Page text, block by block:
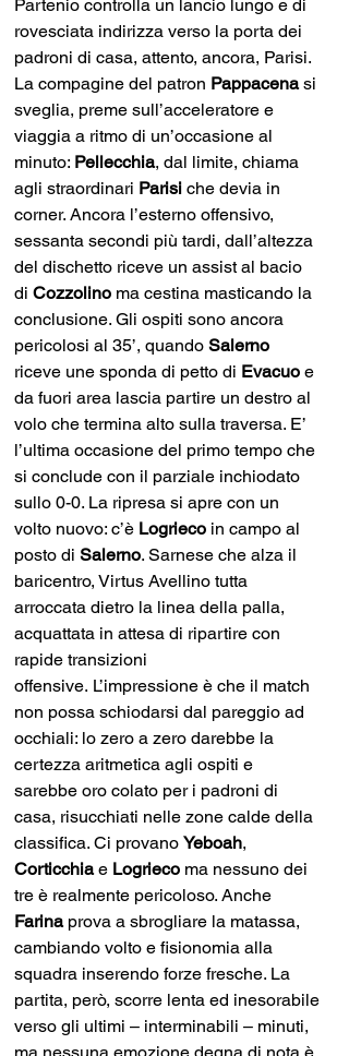
Partenio controlla un lancio lungo e di
rovesciata indirizza verso la porta dei
padroni di casa, attento, ancora, Parisi.
La compagine del patron Pappacena si
sveglia, preme sull’acceleratore e
viaggia a ritmo di un’occasione al
minuto: Pellecchia, dal limite, chiama
agli straordinari Parisi che devia in
corner. Ancora l’esterno offensivo,
sessanta secondi più tardi, dall’altezza
del dischetto riceve un assist al bacio
di Cozzolino ma cestina masticando la
conclusione. Gli ospiti sono ancora
pericolosi al 35’, quando Salerno
riceve une sponda di petto di Evacuo e
da fuori area lascia partire un destro al
volo che termina alto sulla traversa. E’
l’ultima occasione del primo tempo che
si conclude con il parziale inchiodato
sullo 0-0. La ripresa si apre con un
volto nuovo: c’è Logrieco in campo al
posto di Salerno. Sarnese che alza il
baricentro, Virtus Avellino tutta
arroccata dietro la linea della palla,
acquattata in attesa di ripartire con
rapide transizioni
offensive. L’impressione è che il match
non possa schiodarsi dal pareggio ad
occhiali: lo zero a zero darebbe la
certezza aritmetica agli ospiti e
sarebbe oro colato per i padroni di
casa, risucchiati nelle zone calde della
classifica. Ci provano Yeboah,
Corticchia e Logrieco ma nessuno dei
tre è realmente pericoloso. Anche
Farina prova a sbrogliare la matassa,
cambiando volto e fisionomia alla
squadra inserendo forze fresche. La
partita, però, scorre lenta ed inesorabile
verso gli ultimi – interminabili – minuti,